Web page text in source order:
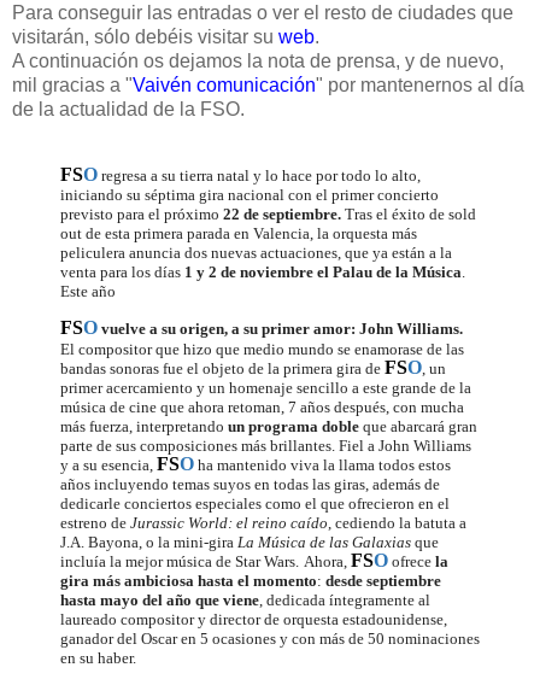
Para conseguir las entradas o ver el resto de ciudades que
visitarán, sólo debéis visitar su web.
A continuación os dejamos la nota de prensa, y de nuevo,
mil gracias a "Vaivén comunicación" por mantenernos al día
de la actualidad de la FSO.
FSO regresa a su tierra natal y lo hace por todo lo alto,
iniciando su séptima gira nacional con el primer concierto
previsto para el próximo 22 de septiembre. Tras el éxito de sold
out de esta primera parada en Valencia, la orquesta más
peliculera anuncia dos nuevas actuaciones, que ya están a la
venta para los días 1 y 2 de noviembre el Palau de la Música
Este año
FSO vuelve a su origen, a su primer amor: John Williams.
El compositor que hizo que medio mundo se enamorase de las
bandas sonoras fue el objeto de la primera gira de FSO, un
primer acercamiento y un homenaje sencillo a este grande de la
música de cine que ahora retoman, 7 años después, con mucha
más fuerza, interpretando un programa doble que abarcará gran
parte de sus composiciones más brillantes. Fiel a John Williams
y a su esencia, FSO ha mantenido viva la llama todos estos
años incluyendo temas suyos en todas las giras, además de
dedicarle conciertos especiales como el que ofrecieron en el
estreno de Jurassic World: el reino caído, cediendo la batuta a
J.A. Bayona, o la mini-gira La Música de las Galaxias que
incluía la mejor música de Star Wars. Ahora, FSO ofrece la
gira más ambiciosa hasta el momento: desde septiembre
hasta mayo del año que viene, dedicada íntegramente al
laureado compositor y director de orquesta estadounidense,
ganador del Oscar en 5 ocasiones y con más de 50 nominaciones
en su haber.